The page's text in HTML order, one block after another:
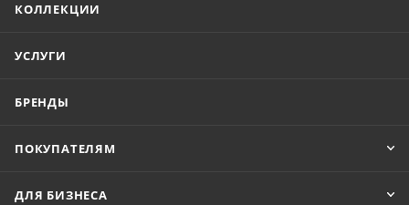
КОЛЛЕКЦИИ
УСЛУГИ
БРЕНДЫ
ПОКУПАТЕЛЯМ
ДЛЯ БИЗНЕСА